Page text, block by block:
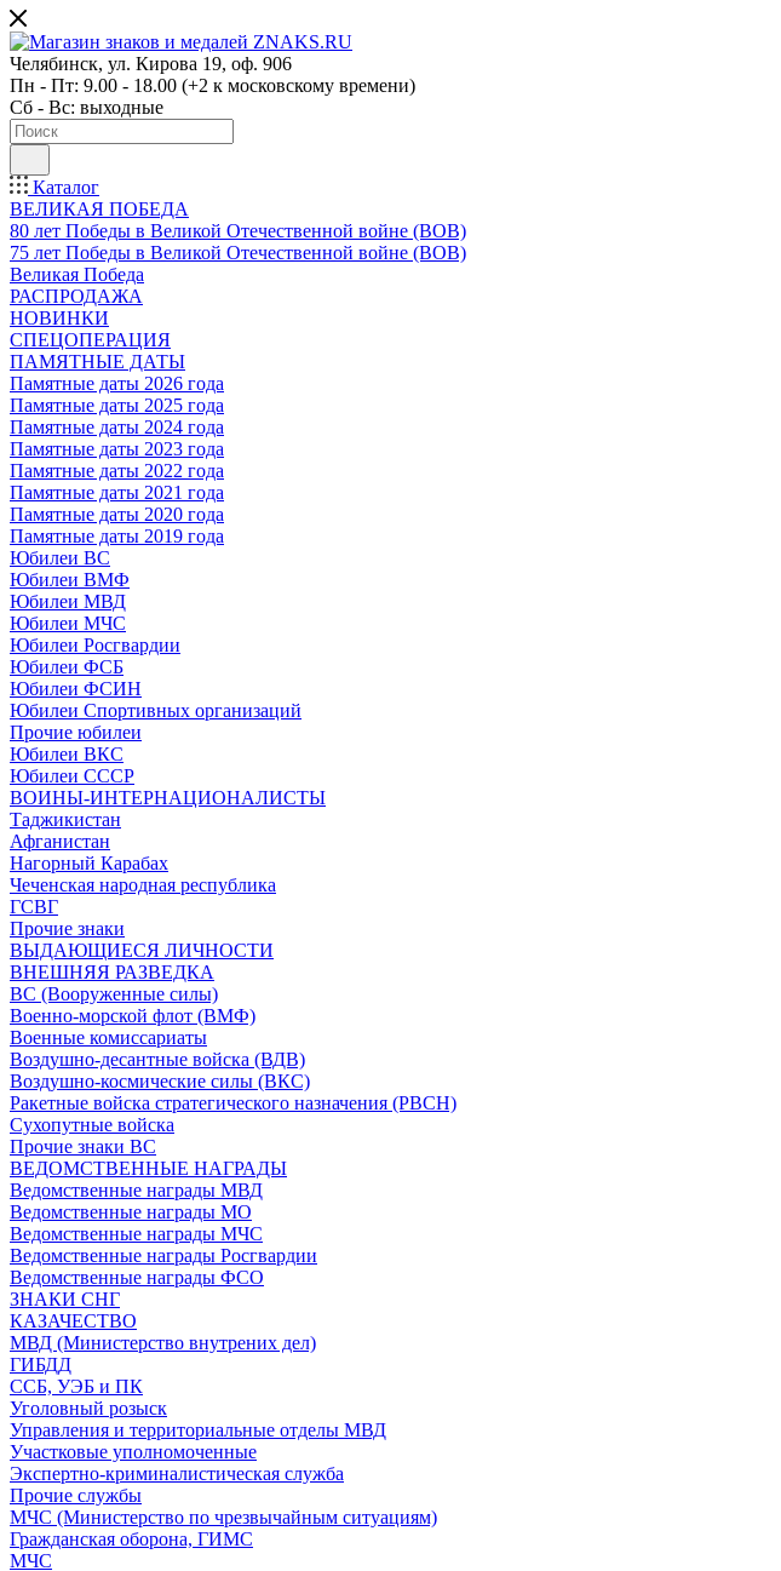
Челябинск, ул. Кирова 19, оф. 906
Пн - Пт: 9.00 - 18.00 (+2 к московскому времени)
Сб - Вс: выходные
Каталог
ВЕЛИКАЯ ПОБЕДА
80 лет Победы в Великой Отечественной войне (ВОВ)
75 лет Победы в Великой Отечественной войне (ВОВ)
Великая Победа
РАСПРОДАЖА
НОВИНКИ
СПЕЦОПЕРАЦИЯ
ПАМЯТНЫЕ ДАТЫ
Памятные даты 2026 года
Памятные даты 2025 года
Памятные даты 2024 года
Памятные даты 2023 года
Памятные даты 2022 года
Памятные даты 2021 года
Памятные даты 2020 года
Памятные даты 2019 года
Юбилеи ВС
Юбилеи ВМФ
Юбилеи МВД
Юбилеи МЧС
Юбилеи Росгвардии
Юбилеи ФСБ
Юбилеи ФСИН
Юбилеи Спортивных организаций
Прочие юбилеи
Юбилеи ВКС
Юбилеи СССР
ВОИНЫ-ИНТЕРНАЦИОНАЛИСТЫ
Таджикистан
Афганистан
Нагорный Карабах
Чеченская народная республика
ГСВГ
Прочие знаки
ВЫДАЮЩИЕСЯ ЛИЧНОСТИ
ВНЕШНЯЯ РАЗВЕДКА
ВС (Вооруженные силы)
Военно-морской флот (ВМФ)
Военные комиссариаты
Воздушно-десантные войска (ВДВ)
Воздушно-космические силы (ВКС)
Ракетные войска стратегического назначения (РВСН)
Сухопутные войска
Прочие знаки ВС
ВЕДОМСТВЕННЫЕ НАГРАДЫ
Ведомственные награды МВД
Ведомственные награды МО
Ведомственные награды МЧС
Ведомственные награды Росгвардии
Ведомственные награды ФСО
ЗНАКИ СНГ
КАЗАЧЕСТВО
МВД (Министерство внутрених дел)
ГИБДД
ССБ, УЭБ и ПК
Уголовный розыск
Управления и территориальные отделы МВД
Участковые уполномоченные
Экспертно-криминалистическая служба
Прочие службы
МЧС (Министерство по чрезвычайным ситуациям)
Гражданская оборона, ГИМС
МЧС